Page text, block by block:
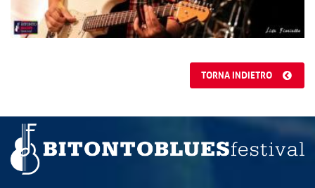
TORNA INDIETRO